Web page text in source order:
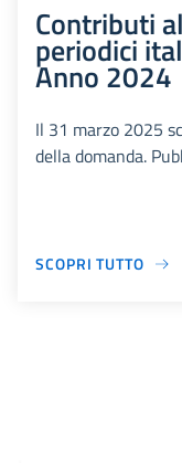
Contributi
periodici
Anno 2024
Il 31 marzo 2025
della domanda.
SCOPRI TUTTO